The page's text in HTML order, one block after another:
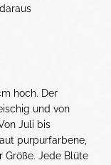
hoch. Der
und von
Juli bis
purpurfarbene,
Größe. Jede Blüte